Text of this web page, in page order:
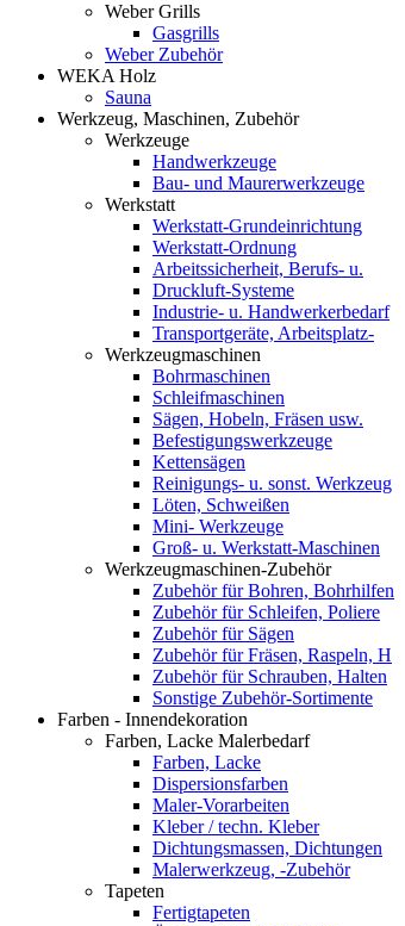
Weber Grills
Gasgrills
Weber Zubehör
WEKA Holz
Sauna
Werkzeug, Maschinen, Zubehör
Werkzeuge
Handwerkzeuge
Bau- und Maurerwerkzeuge
Werkstatt
Werkstatt-Grundeinrichtung
Werkstatt-Ordnung
Arbeitssicherheit, Berufs- u.
Druckluft-Systeme
Industrie- u. Handwerkerbedarf
Transportgeräte, Arbeitsplatz-
Werkzeugmaschinen
Bohrmaschinen
Schleifmaschinen
Sägen, Hobeln, Fräsen usw.
Befestigungswerkzeuge
Kettensägen
Reinigungs- u. sonst. Werkzeug
Löten, Schweißen
Mini- Werkzeuge
Groß- u. Werkstatt-Maschinen
Werkzeugmaschinen-Zubehör
Zubehör für Bohren, Bohrhilfen
Zubehör für Schleifen, Poliere
Zubehör für Sägen
Zubehör für Fräsen, Raspeln, H
Zubehör für Schrauben, Halten
Sonstige Zubehör-Sortimente
Farben - Innendekoration
Farben, Lacke Malerbedarf
Farben, Lacke
Dispersionsfarben
Maler-Vorarbeiten
Kleber / techn. Kleber
Dichtungsmassen, Dichtungen
Malerwerkzeug, -Zubehör
Tapeten
Fertigtapeten